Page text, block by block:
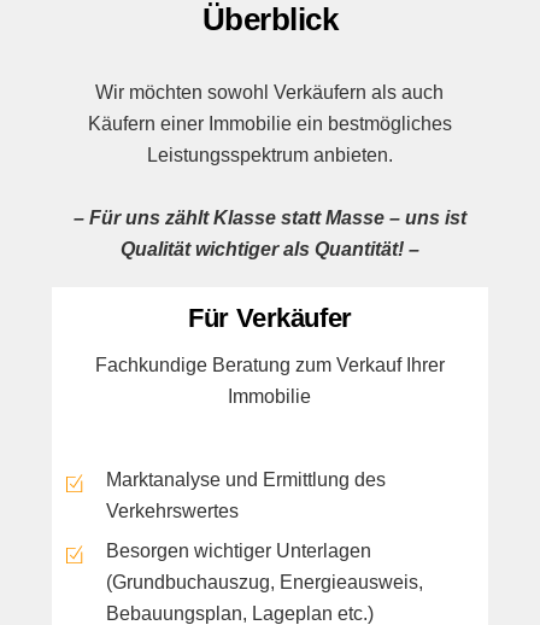
Überblick
Wir möchten sowohl Verkäufern als auch
Käufern einer Immobilie ein bestmögliches
Leistungsspektrum anbieten.
– Für uns zählt Klasse statt Masse – uns ist
Qualität wichtiger als Quantität! –
Für Verkäufer
Fachkundige Beratung zum Verkauf Ihrer
Immobilie
Marktanalyse und Ermittlung des
Verkehrswertes
Besorgen wichtiger Unterlagen
(Grundbuchauszug, Energieausweis,
Bebauungsplan, Lageplan etc.)